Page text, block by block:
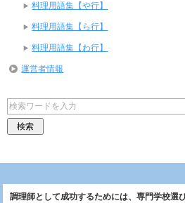
料理用語集【や行】
料理用語集【ら行】
料理用語集【わ行】
運営者情報
調理師として成功するためには、専門学校選